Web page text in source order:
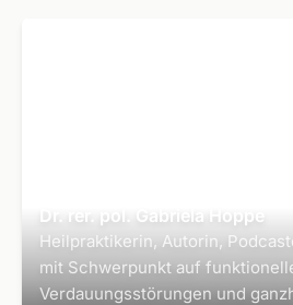
Dr. rer. pol. Gabriela Hoppe
Heilpraktikerin, Autorin,
mit Schwerpunkt auf
Verdauungsstörungen und